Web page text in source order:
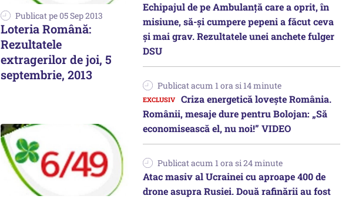
Publicat pe 05 Sep 2013
Loteria Română:
Rezultatele
extragerilor de joi, 5
septembrie, 2013
Echipajul de pe Ambulanță care a oprit, în
misiune, să-și cumpere pepeni a făcut ceva
și mai grav. Rezultatele unei anchete fulger
DSU
Publicat acum 1 ora si 14 minute
Criza energetică lovește România.
Românii, mesaje dure pentru Bolojan: „Să
economisească el, nu noi!” VIDEO
Publicat acum 1 ora si 24 minute
Atac masiv al Ucrainei cu aproape 400 de
drone asupra Rusiei. Două rafinării au fost